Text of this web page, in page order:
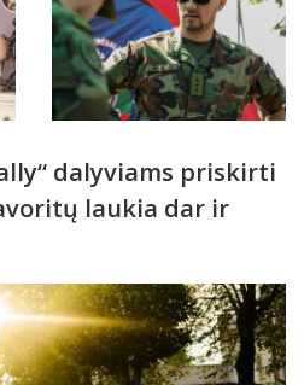
dalyviams priskirti
laukia dar ir